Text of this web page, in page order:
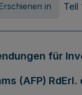
in Teil
für
(AFP)